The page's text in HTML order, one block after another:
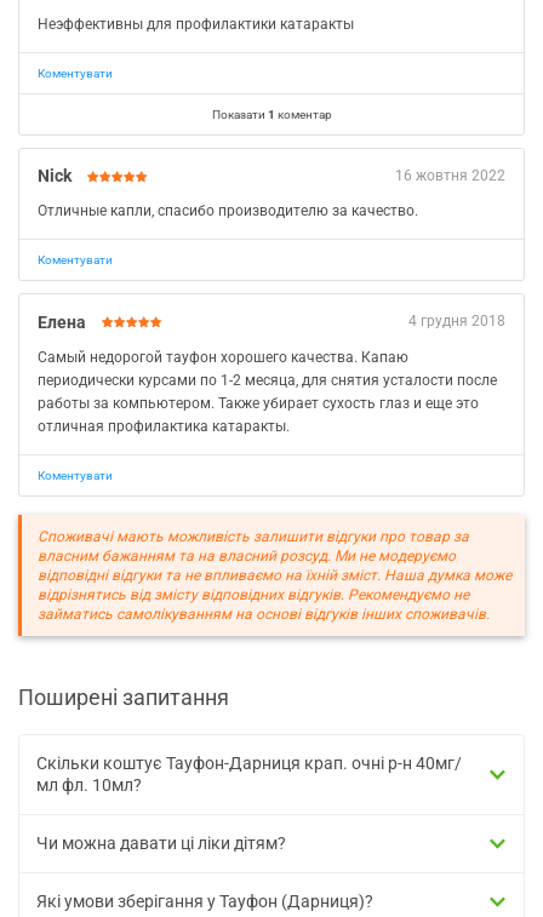
Неэффективны для профилактики катаракты
Коментувати
Показати 1 коментар
16 жовтня 2022
Nick
Отличные капли, спасибо производителю за качество.
Коментувати
4 грудня 2018
Елена
Самый недорогой тауфон хорошего качества. Капаю
периодически курсами по 1-2 месяца, для снятия усталости после
работы за компьютером. Также убирает сухость глаз и еще это
отличная профилактика катаракты.
Коментувати
Споживачі мають можливість залишити відгуки про товар за
власним бажанням та на власний розсуд. Ми не модеруємо
відповідні відгуки та не впливаємо на їхній зміст. Наша думка може
відрізнятись від змісту відповідних відгуків. Рекомендуємо не
займатись самолікуванням на основі відгуків інших споживачів.
Поширені запитання
Скільки коштує Тауфон-Дарниця крап. очні р-н 40мг/
мл фл. 10мл?
Чи можна давати ці ліки дітям?
Які умови зберігання у Тауфон (Дарниця)?